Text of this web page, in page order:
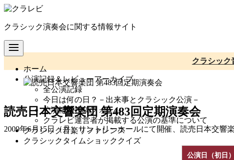
コ
テ
ン
ツ
移
クラシック演奏会に関する情報サイト
ホーム
公演記録＆レビューアーカイブ
全公演記録
今日は何の日？－出来事とクラシック公演－
公演情報投稿フォーム
クラレビ運営者が掲載する公演の基準について
クラシック音楽リファレンス
クラシックタイムショッククイズ
クラシック
読売日本交響楽団 第483回定期演奏会
2009年6月15日（月）サントリーホールにて開催、読売日本交
公演日（初日）